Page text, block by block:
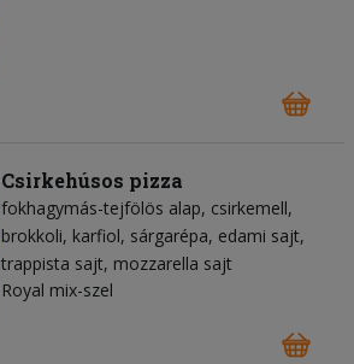
Csirkehúsos pizza
fokhagymás-tejfölös alap csirkemell
brokkoli karfiol sárgarépa edami sajt
trappista sajt mozzarella sajt
Royal mix-szel